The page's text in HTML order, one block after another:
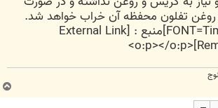
روغن تفلون محفظه آن خراب خواهد شد.
[External Link
<o:p></o:p>